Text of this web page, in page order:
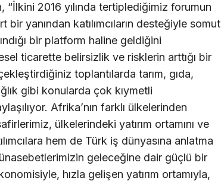
“İlkini 2016 yılında tertiplediğimiz forumun
bir yanından katılımcıların desteğiyle somut
bir platform haline geldiğini
ticarette belirsizlik ve risklerin arttığı bir
toplantılarda tarım, gıda,
gibi konularda çok kıymetli
Afrika’nın farklı ülkelerinden
ülkelerindeki yatırım ortamını ve
hem de Türk iş dünyasına anlatma
geleceğine dair güçlü bir
hızla gelişen yatırım ortamıyla,